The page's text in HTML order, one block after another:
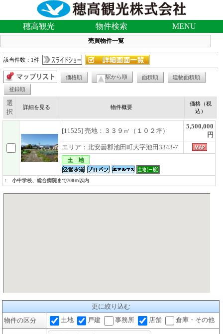
穂高観光 物件検索 MENU
売買物件一覧
該当件数：1件
価格順 駅から順 面積順 建物面積順
登録順
選
択
詳細を見る 物件概要
価格（税
込）
[11525] 売地：３３９㎡（１０２坪）
5,500,000
円
エリア：北安曇郡池田町大字池田3343-7
↑ 小中学校、総合病院まで700ｍ以内
更に絞り込む
物件の区分
土地 戸建 事務所 店舗 倉庫・その他